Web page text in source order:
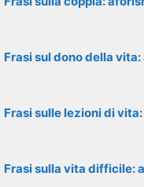
Frasi sul dono della
Frasi sulle lezioni di
Frasi sulla vita difficile: